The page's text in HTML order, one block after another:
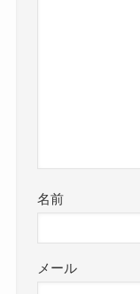
名前
メール